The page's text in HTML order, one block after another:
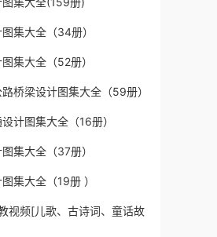
集大全（34册）
集大全（52册）
桥梁设计图集大全（59册）
计图集大全（16册）
集大全（37册）
集大全（19册 ）
视频[儿歌、古诗词、童话故